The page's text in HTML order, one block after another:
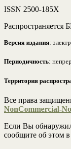
ISSN 2500-185Х
Версия издания:
Периодичность:
Территория
Все права
NonCommercial-
Если Вы
сообщите об этом